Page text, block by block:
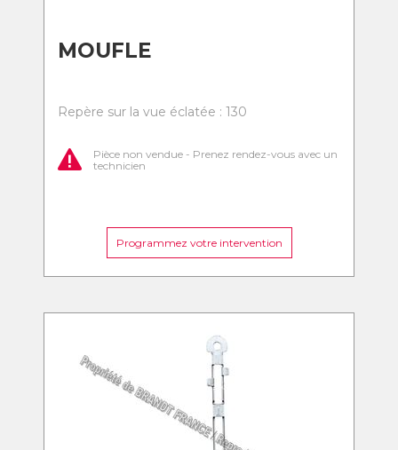
MOUFLE
Repère sur la vue éclatée : 130
Pièce non vendue - Prenez rendez-vous avec un
technicien
Programmez votre intervention